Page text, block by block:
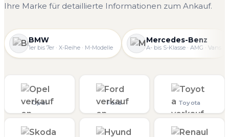
Ihre Marke für detaillierte Informationen zum Ankauf.
BMW
1er bis 7er · X-Reihe · M-Modelle
Mercedes-Benz
A- bis S-Klasse · AMG · Vans
Opel Ford Toyota